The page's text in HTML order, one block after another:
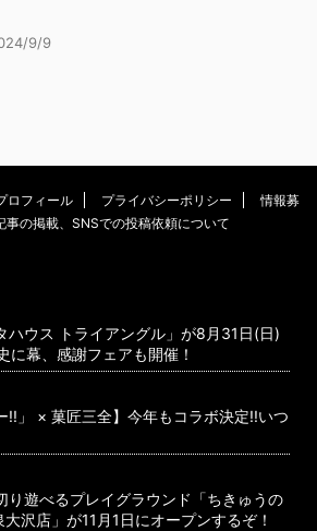
9/9
ロフィール プライバシーポリシー
情報募
事の掲載、SNSでの投稿依頼について
ハウス トライアングル」が8月31日(日)
幕、感謝フェアも開催！
!!」 × 菓匠三全】今年もコラボ決定!!いつ
り遊べるプレイグラウンド「ちきゅうの
沢店」が11月1日にオープンするぞ！